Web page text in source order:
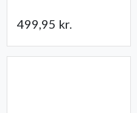
499,95 kr.